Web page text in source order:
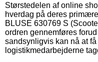
Størstedelen af online
hverdag på deres
BLUSE 630769 S
ordren gennemføres
sandsynligvis kan nå at
logistikmedarbejderne